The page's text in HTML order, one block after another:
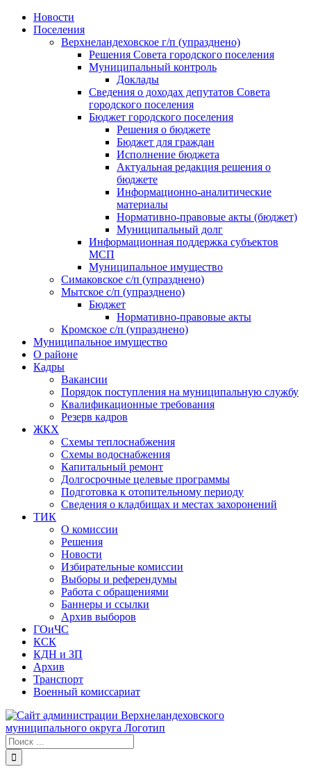
Skip
Новости
Поселения
Верхнеландеховское г/п (упразднено)
Решения Совета городского поселения
Муниципальный контроль
Доклады
Сведения о доходах депутатов Совета
городского поселения
Бюджет городского поселения
Решения о бюджете
Бюджет для граждан
Исполнение бюджета
Актуальная редакция решения о
бюджете
Информационно-аналитические
материалы
Нормативно-правовые акты (бюджет)
Муниципальный долг
Информационная поддержка субъектов
МСП
Муниципальное имущество
Симаковское с/п (упразднено)
Мытское с/п (упразднено)
Бюджет
Нормативно-правовые акты
Кромское с/п (упразднено)
Муниципальное имущество
О районе
Кадры
Вакансии
Порядок поступления на муниципальную службу
Квалификационные требования
Резерв кадров
ЖКХ
Схемы теплоснабжения
Схемы водоснабжения
Капитальный ремонт
Долгосрочные целевые программы
Подготовка к отопительному периоду
Сведения о кладбищах и местах захоронений
ТИК
О комиссии
Решения
Новости
Избирательные комиссии
Выборы и референдумы
Работа с обращениями
Баннеры и ссылки
Архив выборов
ГОиЧС
КСК
КДН и ЗП
Архив
Транспорт
Военный комиссариат
Результат
поиска: